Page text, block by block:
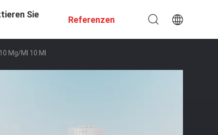
Sie
Referenzen
Mg/ml 10 Ml